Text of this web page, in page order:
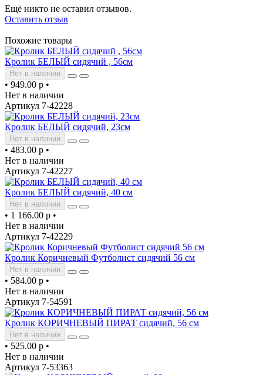
Ещё никто не оставил отзывов.
Оставить отзыв
Похожие товары
Кролик БЕЛЫЙ сидячий , 56см
Нет в наличии
• 949.00 р •
Нет в наличии
Артикул 7-42228
Кролик БЕЛЫЙ сидячий, 23см
Нет в наличии
• 483.00 р •
Нет в наличии
Артикул 7-42227
Кролик БЕЛЫЙ сидячий, 40 см
Нет в наличии
• 1 166.00 р •
Нет в наличии
Артикул 7-42229
Кролик Коричневый Футболист сидячий 56 см
Нет в наличии
• 584.00 р •
Нет в наличии
Артикул 7-54591
Кролик КОРИЧНЕВЫЙ ПИРАТ сидячий, 56 см
Нет в наличии
• 525.00 р •
Нет в наличии
Артикул 7-53363